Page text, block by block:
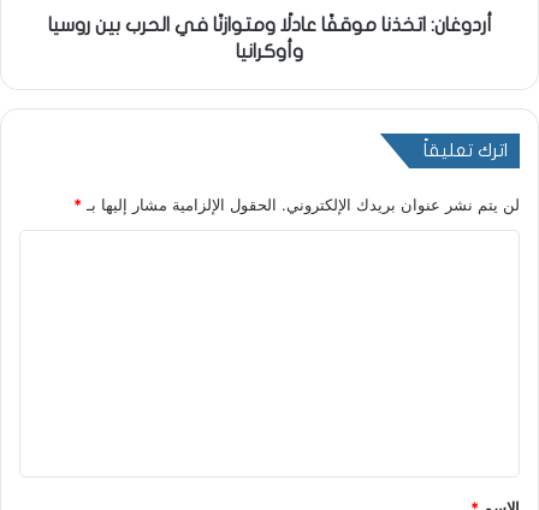
أردوغان: اتخذنا موقفًا عادلًا ومتوازنًا في الحرب بين روسيا
وأوكرانيا
اترك تعليقاً
لن يتم نشر عنوان بريدك الإلكتروني. الحقول الإلزامية مشار إليها بـ*
*